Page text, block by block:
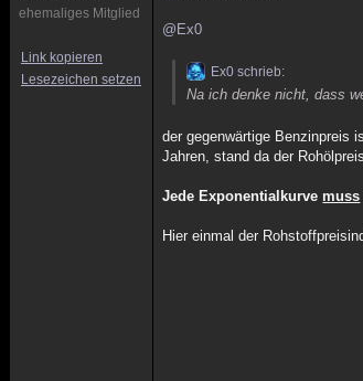
ehemaliges Mitglied
Link kopieren
Lesezeichen setzen
@Ex0
Ex0 schrieb:
Na ich denke nicht, dass
der gegenwärtige Benzinpreis
Jahren, stand da der
Jede Exponentialkurve muss
Hier einmal der